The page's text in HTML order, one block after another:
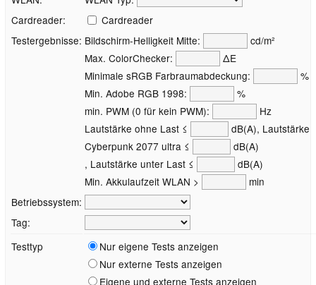
Cardreader:
Cardreader
Testergebnisse: Bildschirm-Helligkeit Mitte:
cd/m²
Max. ColorChecker:
ΔE
Minimale sRGB Farbraumabdeckung:
%
Min. Adobe RGB 1998:
%
min. PWM (0 für kein PWM):
Hz
Lautstärke ohne Last ≤
dB(A), Lautstärke
Cyberpunk 2077 ultra ≤
dB(A)
, Lautstärke unter Last ≤
dB(A)
Min. Akkulaufzeit WLAN >
min
Betriebssystem:
Tag:
Testtyp
Nur eigene Tests anzeigen
Nur externe Tests anzeigen
Eigene und externe Tests anzeigen